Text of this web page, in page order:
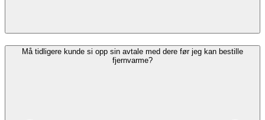
Må tidligere kunde si opp sin avtale med dere før jeg kan bestille